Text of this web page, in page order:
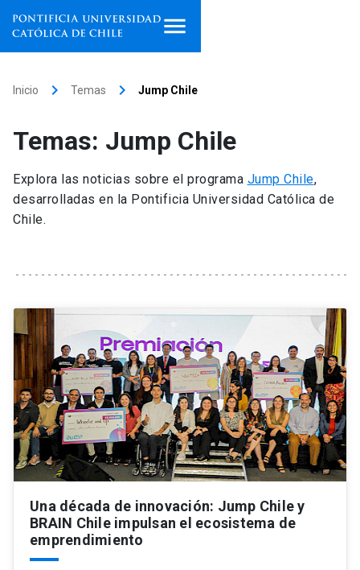
Facultades, escuelas e
institutos
Investigación
Vinculación
Universidad
Información para keyboard_arrow_down
Futuros estudiantes
Académicos
Go to english site launch
Admisión launch
Mi Cuenta UC
Inicio keyboard_arrow_right Temas keyboard_arrow_right Jump Chile
Temas: Jump Chile
Explora las noticias sobre el programa Jump Chile,
desarrolladas en la Pontificia Universidad Católica de
Chile.
Una década de innovación: Jump Chile y
BRAIN Chile impulsan el ecosistema de
emprendimiento